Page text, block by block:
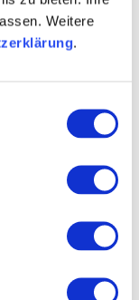
Weitere
.
der Nähe